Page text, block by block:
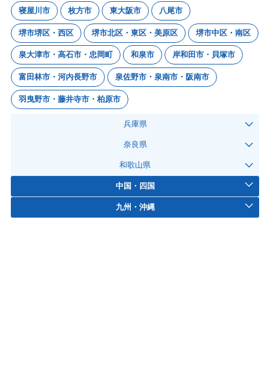
寝屋川市 枚方市 東大阪市 八尾市
堺市堺区・西区 堺市北区・東区・美原区 堺市中区・南区
泉大津市・高石市・忠岡町 和泉市 岸和田市・貝塚市
富田林市・河内長野市 泉佐野市・泉南市・阪南市
羽曳野市・藤井寺市・柏原市
兵庫県
奈良県
和歌山県
中国・四国
九州・沖縄